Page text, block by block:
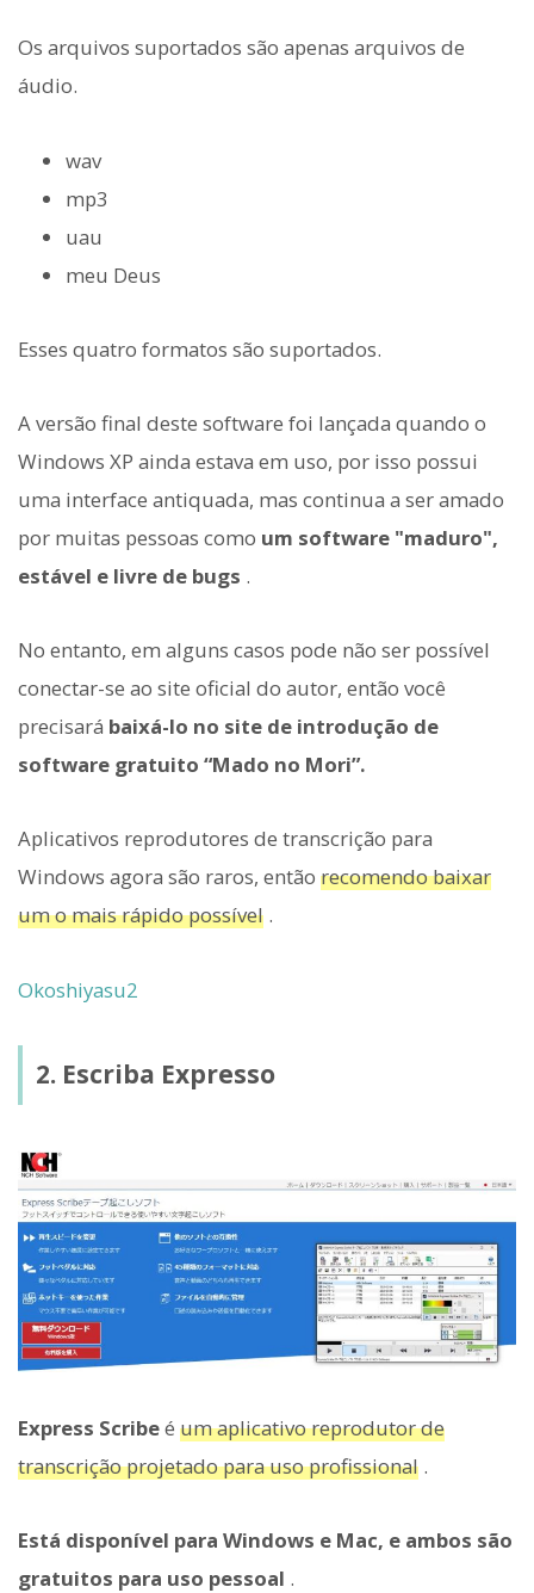
Os arquivos suportados são apenas arquivos de
áudio.
wav
mp3
uau
meu Deus
Esses quatro formatos são suportados.
A versão final deste software foi lançada quando o
Windows XP ainda estava em uso, por isso possui
uma interface antiquada, mas continua a ser amado
por muitas pessoas como um software "maduro",
estável e livre de bugs .
No entanto, em alguns casos pode não ser possível
conectar-se ao site oficial do autor, então você
precisará baixá-lo no site de introdução de
software gratuito “Mado no Mori”.
Aplicativos reprodutores de transcrição para
Windows agora são raros, então recomendo baixar
um o mais rápido possível .
Okoshiyasu2
2. Escriba Expresso
Express Scribeé um aplicativo reprodutor de
transcrição projetado para uso profissional .
Está disponível para Windows e Mac, e ambos são
gratuitos para uso pessoal .